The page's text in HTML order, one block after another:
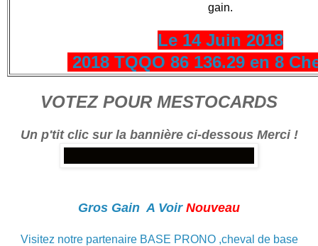
gain.
Le 14 Juin 2018
2018 TQQO 86 136.29 en 8
VOTEZ POUR MESTOCARDS
Un p'tit clic sur la bannière ci-dessous Merci !
Gros Gain A Voir Nouveau
Visitez notre partenaire BASE PRONO ,cheval de base